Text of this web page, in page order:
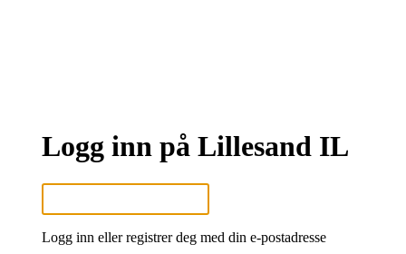
Logg inn på Lillesand IL
Logg inn eller registrer deg med din e-postadresse